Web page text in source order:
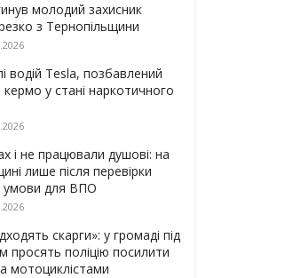
молодий захисник
з Тернопільщини
водій Tesla, позбавлений
кермо у стані наркотичного
і не працювали душові: на
лише після перевірки
умови для ВПО
скарги»: у громаді під
просять поліцію посилити
мотоциклістами